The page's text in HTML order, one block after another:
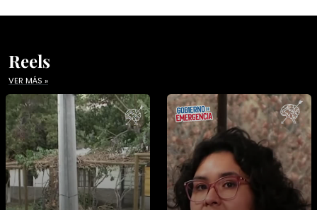
Reels
VER MÁS »